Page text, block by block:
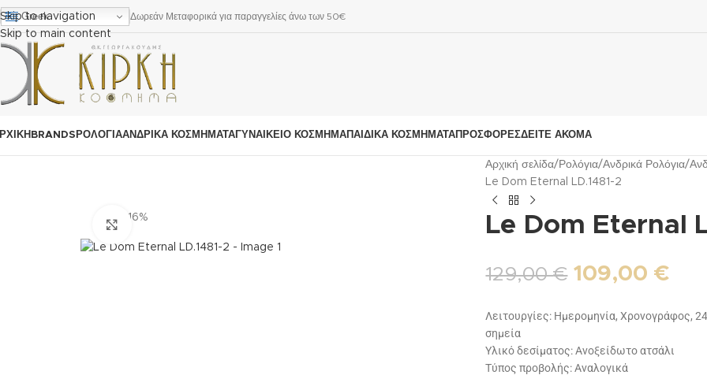
Skip to navigation
Skip to main content
Greek Δωρεάν Μεταφορικά για παραγγελίες άνω των 50€
BRANDS ΡΟΛΌΓΙΑΑΝΔΡΙΚΆ ΚΟΣΜΉΜΑΤΑ ΓΥΝΑΙΚΕΊΟ ΚΟΣΜΉΜΑΠΑΙΔΙΚΆ ΚΟΣΜΉΜΑΤΑΠΡΟΣΦΟΡΈΣΔΕΊΤΕ ΑΚΌΜΑ
-16%
Αρχική σελίδα Ρολόγια Ανδρικά Ρολόγια
Le Dom Eternal LD.1481-2
Le Dom Eternal
129,00€ 109,00€
Λειτουργίες: Ημερομηνία,
σημεία
Υλικό δεσίματος: Ανοξείδωτο ατσάλι
Τύπος προβολής: Αναλογικά